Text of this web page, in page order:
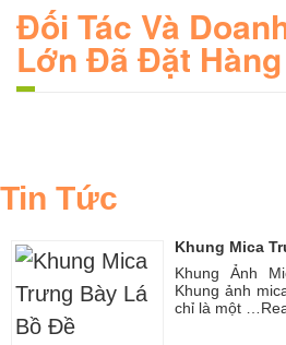
Đối Tác Và
Lớn Đã Đặt Hàng
Tin Tức
Khung Mica
Khung Ảnh
Khung ảnh
chỉ là một …